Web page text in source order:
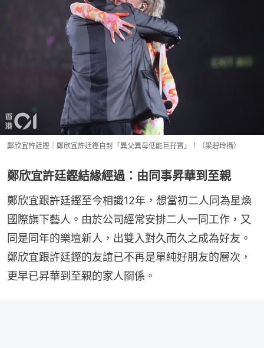
鄭欣宜許廷鏗｜鄭欣宜許廷鏗自封「異父異母低能巨孖寶」！（梁碧玲攝）
鄭欣宜許廷鏗結緣經過：由同事昇華到至親
鄭欣宜跟許廷鏗至今相識12年，想當初二人同為星煥
國際旗下藝人。由於公司經常安排二人一同工作，又
同是同年的樂壇新人，出雙入對久而久之成為好友。
鄭欣宜跟許廷鏗的友誼已不再是單純好朋友的層次，
更早已昇華到至親的家人關係。